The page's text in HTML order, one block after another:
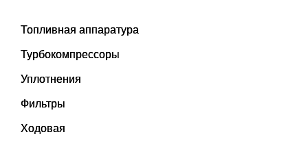
Топливная аппаратура
Турбокомпрессоры
Уплотнения
Фильтры
Ходовая